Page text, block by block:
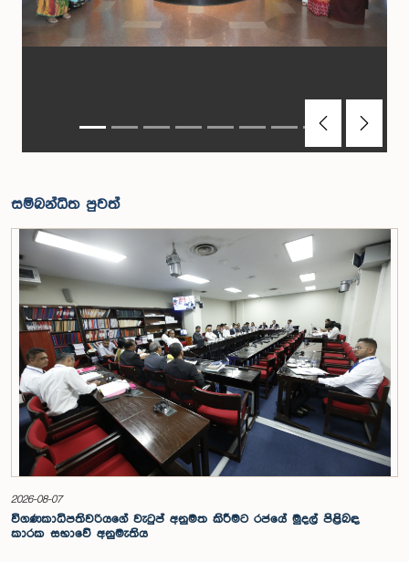
PreviousNext
සම්බන්ධිත පුවත්
2026-08-07
විගණකාධිපතිවරියගේ වැටුප් අනුමත කිරීමට රජයේ මුදල් පිළිබඳ
කාරක සභාවේ අනුමැතිය